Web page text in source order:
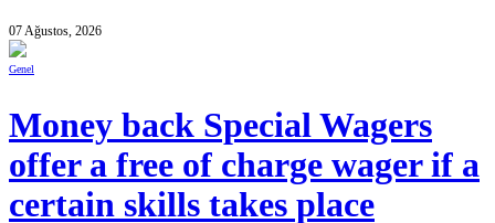
07 Ağustos, 2026
Genel
Money back Special Wagers
offer a free of charge wager if a
certain skills takes place